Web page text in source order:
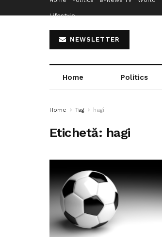
Lifestyle
NEWSLETTER
Home Politics
Home Tag hagi
Etichetă: hagi